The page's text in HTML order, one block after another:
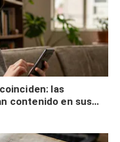
las
contenido en sus
validación